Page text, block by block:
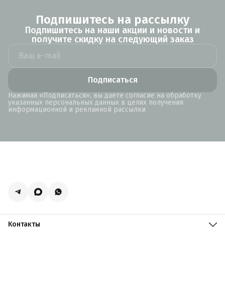
Подпишитесь на рассылку
Подпишитесь на наши акции и новости и
получите скидку на следующий заказ
Подписаться
Нажимая «Подписаться», вы даете согласие на обработку
указанных персональных данных в целях получения
информационной и рекламной рассылки
Контакты